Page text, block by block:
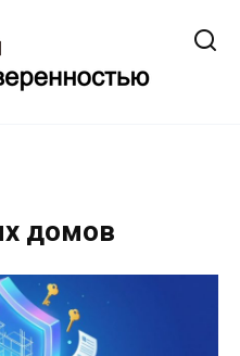
домов